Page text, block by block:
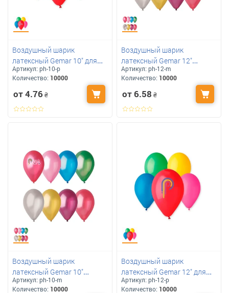
Воздушный шарик
латексный Gemar 10" для
печати логотипа
Артикул: ph-10-p
Количество: 10000
от 4.76₴
Воздушный шарик
латексный Gemar 12"
металлик для печати
логотипа
Артикул:ph-12-m
Количество: 10000
от 6.58 ₴
Воздушный шарик
латексный Gemar 10"
металлик для печати
Артикул: ph-10-m
Количество: 10000
Воздушный шарик
латексный Gemar 12" для
печати логотипа
Артикул:ph-12-p
Количество: 10000